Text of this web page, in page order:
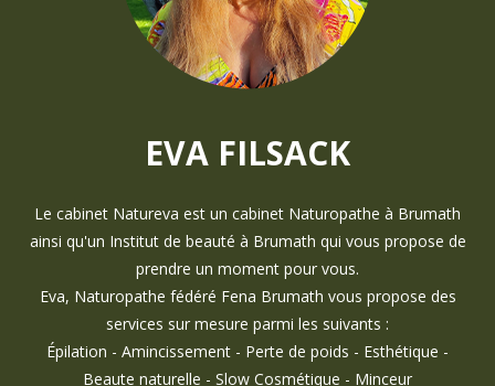
EVA FILSACK
Le cabinet Natureva est un cabinet Naturopathe à Brumath
ainsi qu'un Institut de beauté à Brumath qui vous propose de
prendre un moment pour vous.
Eva, Naturopathe fédéré Fena Brumath vous propose des
services sur mesure parmi les suivants :
Épilation - Amincissement - Perte de poids - Esthétique -
Beaute naturelle - Slow Cosmétique - Minceur